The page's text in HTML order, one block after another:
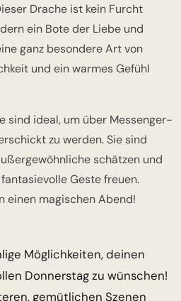
Drache ist kein Furcht
ein Bote der Liebe und
ganz besondere Art von
und ein warmes Gefühl
sind ideal, um über Messenger-
zu werden. Sie sind
schätzen und
Geste freuen.
einen magischen Abend!
Möglichkeiten, deinen
Donnerstag zu wünschen!
gemütlichen Szenen